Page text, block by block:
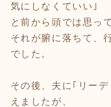
気にしなくていい｣
と前から頭では思っ
それが腑に落ちて、
でした。
その後、夫に｢リー
えましたが、